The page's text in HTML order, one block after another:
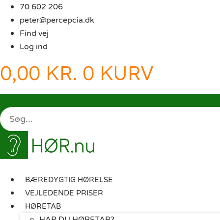
Videre
indhold
70 602 206
peter@percepcia.dk
Find vej
Log ind
0,00 KR. 0 KURV
BÆREDYGTIG HØRELSE
VEJLEDENDE PRISER
HØRETAB